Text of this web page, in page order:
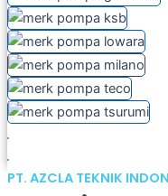
PT. AZCLA TEKNIK